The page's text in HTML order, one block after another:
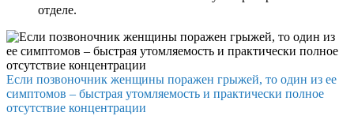
отделе.
Если позвоночник женщины поражен грыжей, то один из ее
симптомов – быстрая утомляемость и практически полное
отсутствие концентрации